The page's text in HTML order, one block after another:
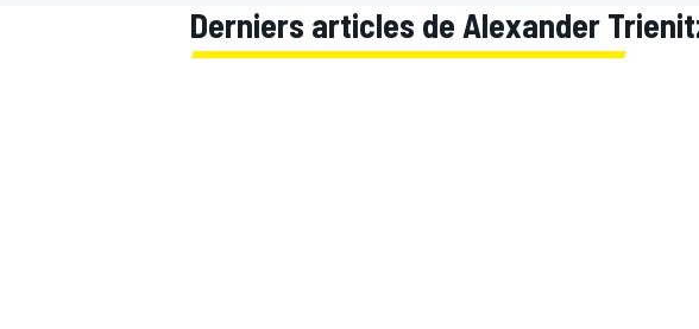
FORMULE 1
Derniers articles de Alexander